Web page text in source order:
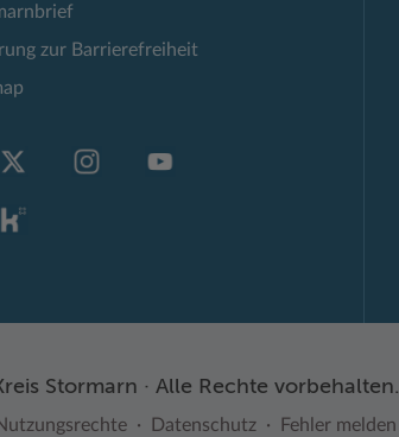
zur Barrierefreiheit
Stormarn · Alle Rechte vorbehalten.
Datenschutz Fehler melden